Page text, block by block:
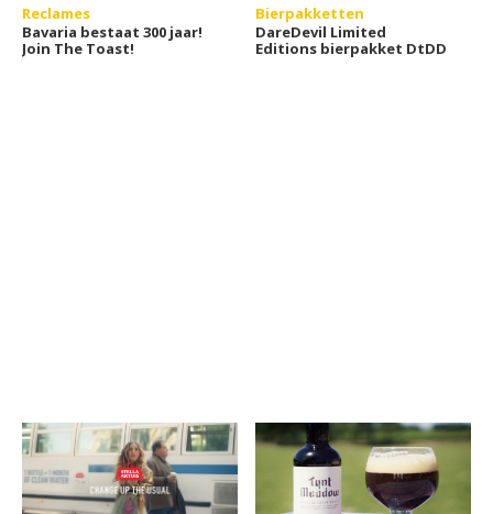
Reclames
Bavaria bestaat 300 jaar!
Join The Toast!
Bierpakketten
DareDevil Limited
Editions bierpakket DtDD